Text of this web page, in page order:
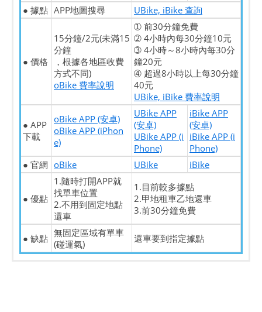
● 據點 APP地圖搜尋 UBike, iBike 查詢
● 價格
15分鐘/2元(未滿15
分鐘
，根據各地區收費
方式不同)
oBike 費率說明
➀ 前30分鐘免費
➁ 4小時內每30分鐘10元
➂ 4小時～8小時內每30分
鐘20元
➃ 超過8小時以上每30分鐘
40元
UBike, iBike 費率說明
● APP
下載
oBike APP (安卓)
oBike APP (iPhon
e)
UBike APP
(安卓)
UBike APP (i
Phone)
iBike APP
(安卓)
iBike APP (i
Phone)
● 官網 oBike UBike iBike
● 優點
1.隨時打開APP就
找單車位置
2.不用到固定地點
還車
1.目前較多據點
2.甲地租車乙地還車
3.前30分鐘免費
● 缺點 無固定區域有單車
(碰運氣)
還車要到指定據點